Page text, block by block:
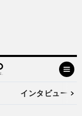
インタビュー